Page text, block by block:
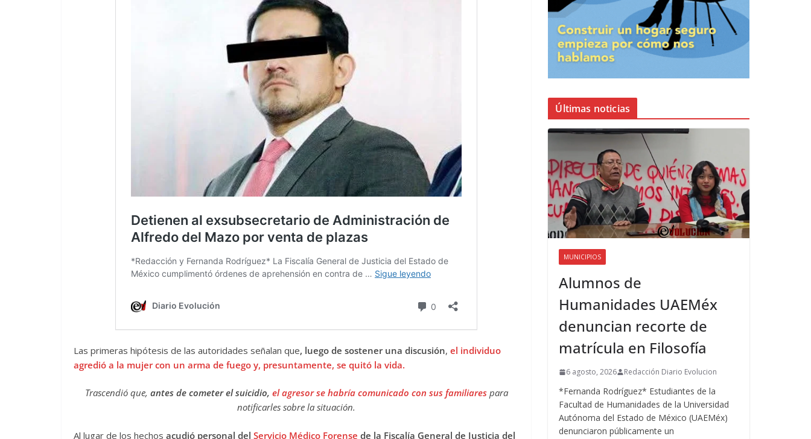
Las primeras hipótesis de las autoridades señalan que, luego de sostener una discusión, el individuo
agredió a la mujer con un arma de fuego y, presuntamente, se quitó la vida.
Trascendió que, antes de cometer el suicidio, el agresor se habría comunicado con sus familiarespara
notificarles sobre la situación.
Al lugar de los hechos acudió personal del Servicio Médico Forense de la Fiscalía General de Justicia del
Últimas noticias
MUNICIPIOS
Alumnos de
Humanidades UAEMéx
denuncian recorte de
matrícula en Filosofía
6 agosto, 2026 Redacción Diario Evolucion
*Fernanda Rodríguez* Estudiantes de la
Facultad de Humanidades de la Universidad
Autónoma del Estado de México (UAEMéx)
denunciaron públicamente un